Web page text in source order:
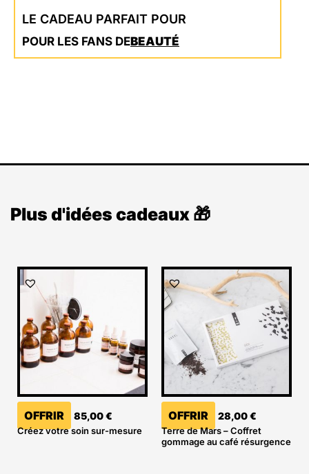
LE CADEAU PARFAIT POUR
POUR LES FANS DEBEAUTÉ
Plus d'idées cadeaux 🎁
OFFRIR 85,00€
Créez votre soin sur-mesure
OFFRIR 28,00€
Terre de Mars – Coffret
gommage au café résurgence